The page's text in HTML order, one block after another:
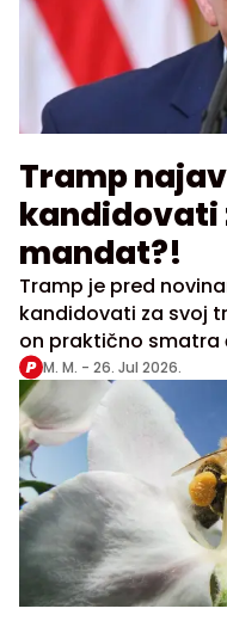
Tramp
kandidovati
mandat?!
Tramp je pred
kandidovati za svoj
on praktično
M. M. - 26. Jul 2026.